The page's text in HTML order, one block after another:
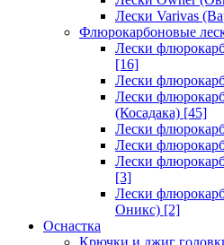
Лески Varivas
Флюрокарбоновые
Лески
[16]
Лески
Лески
(Косадака) [45]
Лески
Лески
Лески
[3]
Лески
Оникс) [2]
Оснастка